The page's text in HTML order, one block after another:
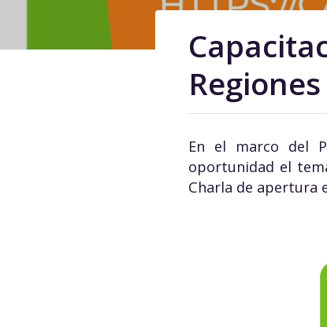
En el marco del
oportunidad el
Charla de apertura